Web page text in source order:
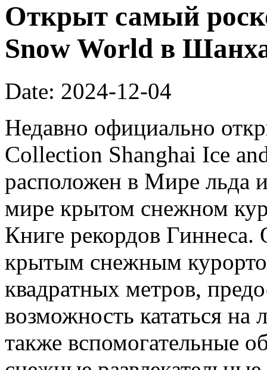
Открыт самый
Snow World в
Date: 2024-12-04
Недавно официально
Collection Shanghai Ice
расположен в Мире льда
мире крытом снежном
Книге рекордов
крытым снежным
квадратных метров,
возможность кататься на
также вспомогательные